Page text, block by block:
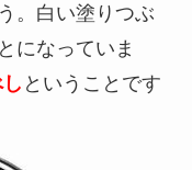
。白い塗りつぶ
になっていま
ということです